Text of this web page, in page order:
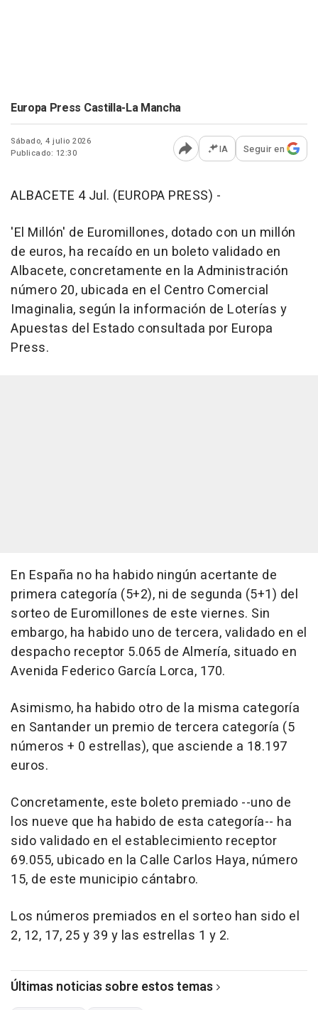
Europa Press Castilla-La Mancha
Sábado, 4 julio 2026
Publicado: 12:30
Abrir opciones para
IA Seguir en
ALBACETE 4 Jul. (EUROPA PRESS) -
'El Millón' de Euromillones, dotado con un millón
de euros, ha recaído en un boleto validado en
Albacete, concretamente en la Administración
número 20, ubicada en el Centro Comercial
Imaginalia, según la información de Loterías y
Apuestas del Estado consultada por Europa
Press.
En España no ha habido ningún acertante de
primera categoría (5+2), ni de segunda (5+1) del
sorteo de Euromillones de este viernes. Sin
embargo, ha habido uno de tercera, validado en el
despacho receptor 5.065 de Almería, situado en
Avenida Federico García Lorca, 170.
Asimismo, ha habido otro de la misma categoría
en Santander un premio de tercera categoría (5
números + 0 estrellas), que asciende a 18.197
euros.
Concretamente, este boleto premiado --uno de
los nueve que ha habido de esta categoría-- ha
sido validado en el establecimiento receptor
69.055, ubicado en la Calle Carlos Haya, número
15, de este municipio cántabro.
Los números premiados en el sorteo han sido el
2, 12, 17, 25 y 39 y las estrellas 1 y 2.
Últimas noticias sobre estos temas